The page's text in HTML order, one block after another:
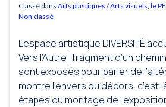
Classé dans Arts plastiques / Arts visuels le
Non classé
L’espace artistique DIVERSITÉ
Vers l’Autre [fragment d’un
sont exposés pour parler de
montre l’envers du décors,
étapes du montage de